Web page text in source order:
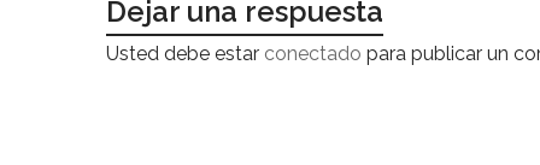
Dejar una respuesta
Usted debe estar conectado para publicar un